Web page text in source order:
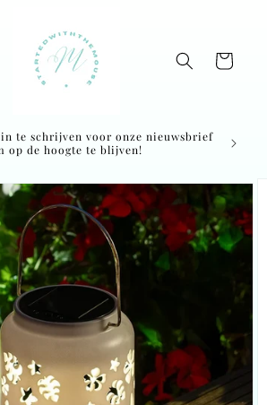
Cart
te schrijven voor onze nieuwsbrief
op de hoogte te blijven!